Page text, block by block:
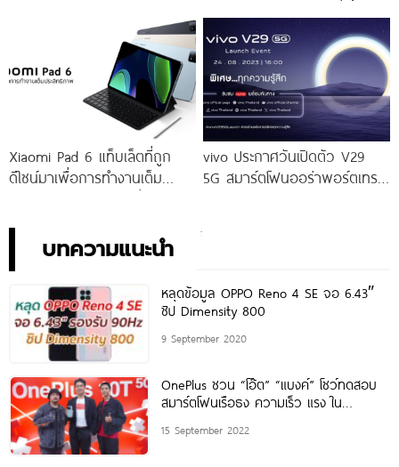
ราคาเริ่มต้นเพียง 14,999 บาท
จัดเต็มกับโปรโมชันพิเศษก่อนใคร
ราคาใหม่เพียง 4,599 บาท
เท่านั้น!
Xiaomi Pad 6 แท็บเล็ตที่ถูก
ดีไซน์มาเพื่อการทำงานเต็ม
vivo ประกาศวันเปิดตัว V29
5G สมาร์ตโฟนออร่าพอร์ตเทร
บทความแนะนำ
หลุดข้อมูล OPPO Reno 4 SE จอ 6.43″
ชิป Dimensity 800
9 September 2020
OnePlus ชวน “โอ๊ต” “แบงค์” โชว์ทดสอบ
สมาร์ตโฟนเรือธง ความเร็ว แรง ใน
15 September 2022